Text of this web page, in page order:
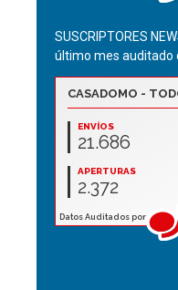
SUSCRIPTORES
último mes auditado